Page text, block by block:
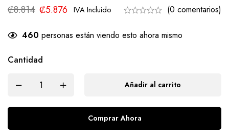
₡8.814 ₡5.876 IVA Incluido (0 comentarios)
460 personas están viendo esto ahora mismo
Cantidad
Añadir al carrito
Comprar Ahora